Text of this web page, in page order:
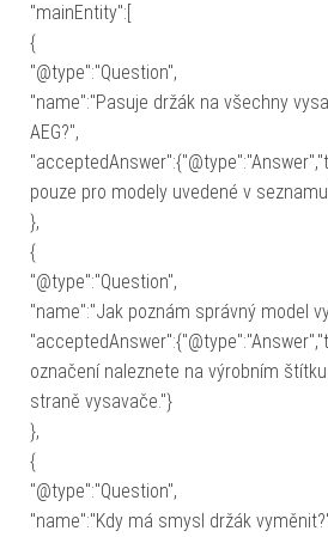
"mainEntity":[
{
"@type":"Question",
"name":"Pasuje držák na všechny
AEG?",
pouze pro modely uvedené v
},
{
"@type":"Question",
"name":"Jak poznám správný model
označení naleznete na výrobním
straně vysavače."}
},
{
"@type":"Question",
"name":"Kdy má smysl držák